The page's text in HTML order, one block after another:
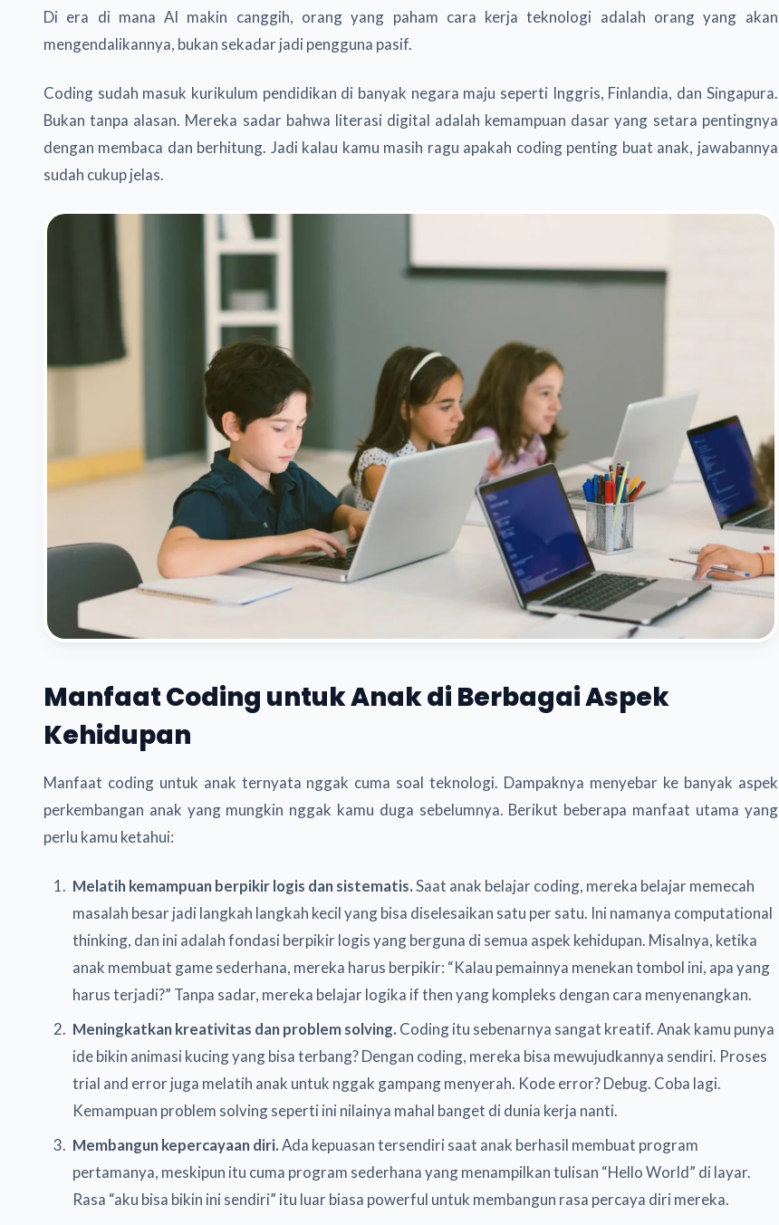
Di era di mana AI makin canggih, orang yang paham cara kerja teknologi adalah orang yang akan
mengendalikannya, bukan sekadar jadi pengguna pasif.
Coding sudah masuk kurikulum pendidikan di banyak negara maju seperti Inggris, Finlandia, dan Singapura.
Bukan tanpa alasan. Mereka sadar bahwa literasi digital adalah kemampuan dasar yang setara pentingnya
dengan membaca dan berhitung. Jadi kalau kamu masih ragu apakah coding penting buat anak, jawabannya
sudah cukup jelas.
Manfaat Coding untuk Anak di Berbagai Aspek
Kehidupan
Manfaat coding untuk anak ternyata nggak cuma soal teknologi. Dampaknya menyebar ke banyak aspek
perkembangan anak yang mungkin nggak kamu duga sebelumnya. Berikut beberapa manfaat utama yang
perlu kamu ketahui:
Melatih kemampuan berpikir logis dan sistematis.Saat anak belajar coding, mereka belajar memecah
masalah besar jadi langkah langkah kecil yang bisa diselesaikan satu per satu. Ini namanya computational
thinking, dan ini adalah fondasi berpikir logis yang berguna di semua aspek kehidupan. Misalnya, ketika
anak membuat game sederhana, mereka harus berpikir: “Kalau pemainnya menekan tombol ini, apa yang
harus terjadi?” Tanpa sadar, mereka belajar logika if then yang kompleks dengan cara menyenangkan.
Meningkatkan kreativitas dan problem solving. Coding itu sebenarnya sangat kreatif. Anak kamu punya
ide bikin animasi kucing yang bisa terbang? Dengan coding, mereka bisa mewujudkannya sendiri. Proses
trial and error juga melatih anak untuk nggak gampang menyerah. Kode error? Debug. Coba lagi.
Kemampuan problem solving seperti ini nilainya mahal banget di dunia kerja nanti.
Membangun kepercayaan diri.Ada kepuasan tersendiri saat anak berhasil membuat program
pertamanya, meskipun itu cuma program sederhana yang menampilkan tulisan “Hello World” di layar.
Rasa “aku bisa bikin ini sendiri” itu luar biasa powerful untuk membangun rasa percaya diri mereka.